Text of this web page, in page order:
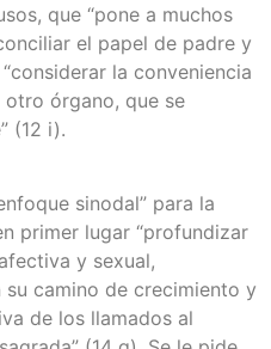
que “pone a muchos
el papel de padre y
la conveniencia
órgano, que se
(12 i).
sinodal” para la
primer lugar “profundizar
y sexual,
camino de crecimiento y
de los llamados al